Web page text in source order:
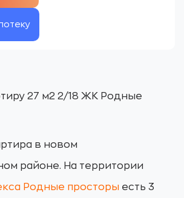
27 м2 2/18 ЖК Родные
в новом
районе. На территории
Родные просторы есть 3